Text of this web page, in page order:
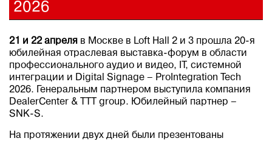
2026
21 и 22 апреля в Москве в Loft Hall 2 и 3 прошла 20-я
юбилейная отраслевая выставка-форум в области
профессионального аудио и видео, IТ, системной
интеграции и Digital Signage – ProIntegration Tech
2026. Генеральным партнером выступила компания
DealerCenter & TTT group. Юбилейный партнер –
SNK-S.
На протяжении двух дней были презентованы